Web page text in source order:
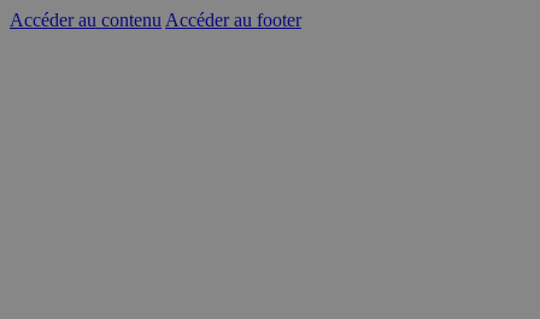
Accéder au contenu Accéder au footer